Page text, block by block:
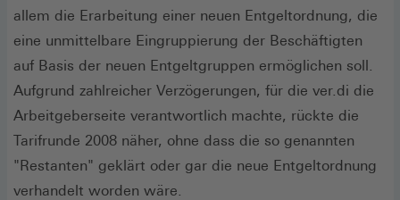
allem die Erarbeitung einer neuen Entgeltordnung, die
eine unmittelbare Eingruppierung der Beschäftigten
auf Basis der neuen Entgeltgruppen ermöglichen soll.
Aufgrund zahlreicher Verzögerungen, für die ver.di die
Arbeitgeberseite verantwortlich machte, rückte die
Tarifrunde 2008 näher, ohne dass die so genannten
"Restanten" geklärt oder gar die neue Entgeltordnung
verhandelt worden wäre.